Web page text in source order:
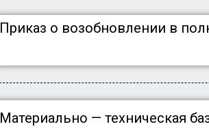
Приказ о возобновлении в
Материально — техническая